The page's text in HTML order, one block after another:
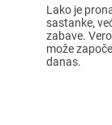
Lako je
sastanke,
zabave.
može
danas.